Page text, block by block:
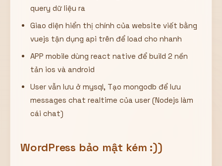
query dữ liệu ra
Giao diện hiển thị chính của website viết bằng
vuejs tận dụng api trên để load cho nhanh
APP mobile dùng react native để build 2 nền
tản ios và android
User vẫn lưu ở mysql, Tạo mongodb để lưu
messages chat realtime của user (Nodejs làm
cái chat)
WordPress bảo mật kém :))